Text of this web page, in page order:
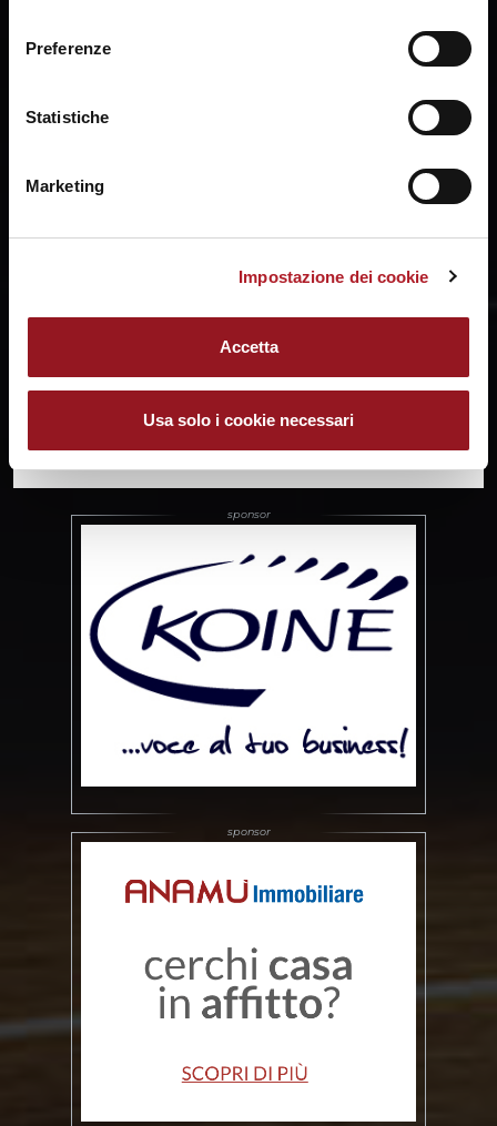
a fine pagina. Per ulteriori informazioni ti invitiamo a
prendere visione della
Preferenze
Statistiche
Marketing
Impostazione dei cookie
Accetta
Usa solo i cookie necessari